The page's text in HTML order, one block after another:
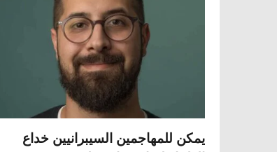
يمكن للمهاجمين السيبرانيين خداع